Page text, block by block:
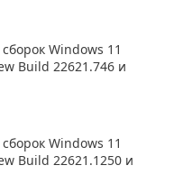
Windows 11
Build 22621.746 и
Windows 11
Build 22621.1250 и